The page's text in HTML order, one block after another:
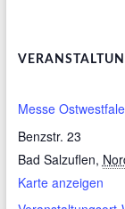
Messe
Benzstr. 23
Bad Salzuflen,
Karte anzeigen